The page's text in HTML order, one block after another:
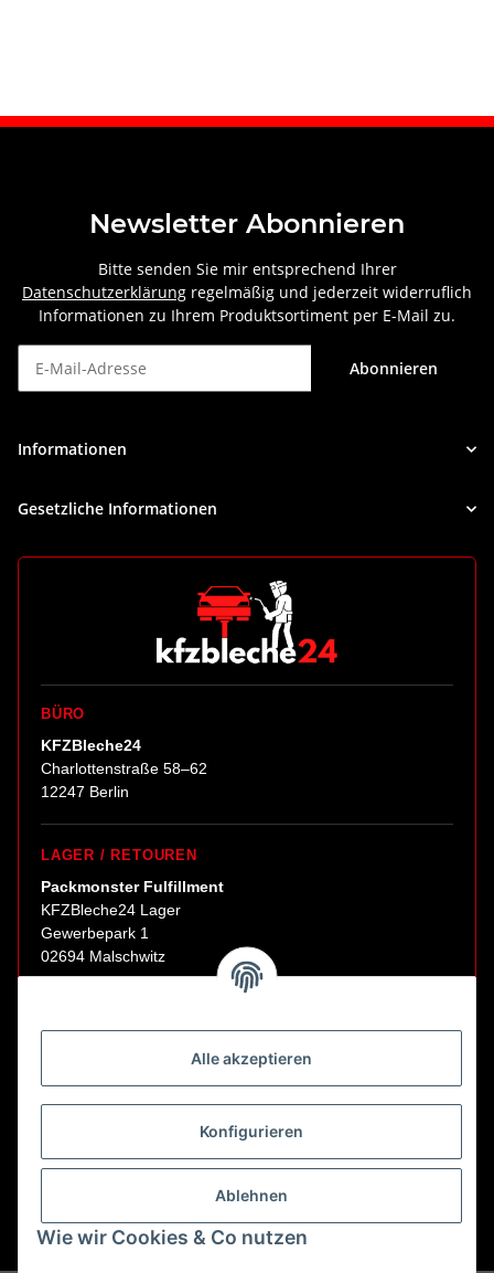
Alle akzeptieren
Konfigurieren
Ablehnen
Wie wir Cookies & Co nutzen
Newsletter Abonnieren
Bitte senden Sie mir entsprechend Ihrer
Datenschutzerklärung regelmäßig und jederzeit widerruflich
Informationen zu Ihrem Produktsortiment per E-Mail zu.
Abonnieren
Informationen
Gesetzliche Informationen
BÜRO
KFZBleche24
Charlottenstraße 58–62
12247 Berlin
LAGER / RETOUREN
Packmonster Fulfillment
KFZBleche24 Lager
Gewerbepark 1
02694 Malschwitz
Abholungen nur nach Terminvereinbarung.
E-Mail:sales@kfzbleche24.de
Vertrag widerrufen
* Alle Preise inkl. gesetzlicher USt., zzgl.Versand